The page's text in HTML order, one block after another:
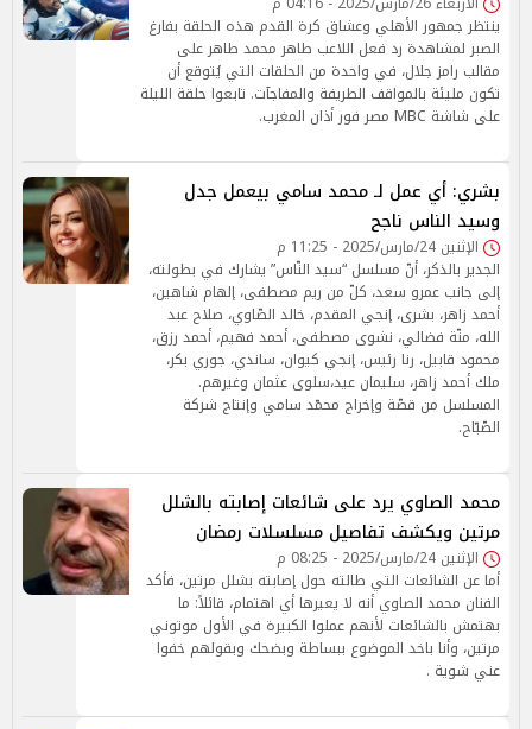
ينتظر جمهور الأهلي وعشاق كرة القدم هذه الحلقة بفارغ
الصبر لمشاهدة رد فعل اللاعب طاهر محمد طاهر على
مقالب رامز جلال، في واحدة من الحلقات التي يُتوقع أن
تكون مليئة بالمواقف الطريفة والمفاجآت. تابعوا حلقة الليلة
على شاشة MBC مصر فور أذان المغرب.
بشري: أي عمل لـ محمد سامي بيعمل جدل
وسيد الناس ناجح
الإثنين 24/مارس/2025 - 11:25 م
الجدير بالذكر، أنّ مسلسل “سيد النّاس” يشارك في بطولته،
إلى جانب عمرو سعد، كلّ من ريم مصطفى، إلهام شاهين،
أحمد زاهر، بشرى، إنجي المقدم، خالد الصّاوي، صلاح عبد
الله، منّة فضالي، نشوى مصطفى، أحمد فهيم، أحمد رزق،
محمود قابيل، رنا رئيس، إنجي كيوان، ساندي، جوري بكر،
ملك أحمد زاهر، سليمان عيد،سلوى عثمان وغيرهم.
المسلسل من قصّة وإخراج محمّد سامي وإنتاج شركة
الصّبّاح.
محمد الصاوي يرد على شائعات إصابته بالشلل
مرتين ويكشف تفاصيل مسلسلات رمضان
الإثنين 24/مارس/2025 - 08:25 م
أما عن الشائعات التي طالته حول إصابته بشلل مرتين، فأكد
الفنان محمد الصاوي أنه لا يعيرها أي اهتمام، قائلاً: ما
بهتمش بالشائعات لأنهم عملوا الكبيرة في الأول موتوني
مرتين، وأنا باخد الموضوع ببساطة وبضحك وبقولهم خفوا
عني شوية .